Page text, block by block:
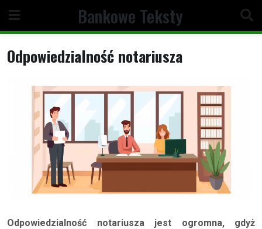
content
Bankowe Teksty
Odpowiedzialność notariusza
Odpowiedzialność notariusza jest ogromna, gdyż